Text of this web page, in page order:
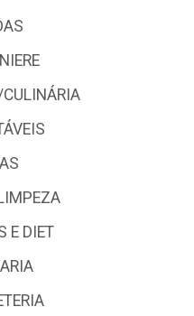
E DIET